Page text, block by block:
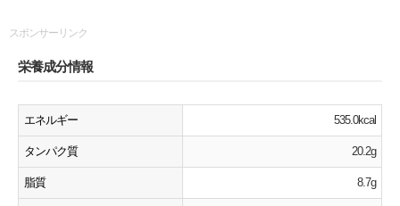
スポンサーリンク
栄養成分情報
エネルギー 535.0kcal
タンパク質 20.2g
脂質 8.7g